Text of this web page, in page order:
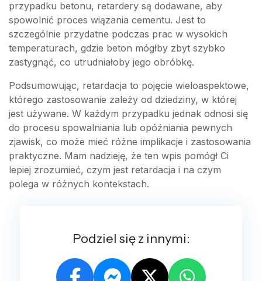
przypadku betonu, retardery są dodawane, aby
spowolnić proces wiązania cementu. Jest to
szczególnie przydatne podczas prac w wysokich
temperaturach, gdzie beton mógłby zbyt szybko
zastygnąć, co utrudniałoby jego obróbkę.
Podsumowując, retardacja to pojęcie wieloaspektowe,
którego zastosowanie zależy od dziedziny, w której
jest używane. W każdym przypadku jednak odnosi się
do procesu spowalniania lub opóźniania pewnych
zjawisk, co może mieć różne implikacje i zastosowania
praktyczne. Mam nadzieję, że ten wpis pomógł Ci
lepiej zrozumieć, czym jest retardacja i na czym
polega w różnych kontekstach.
Podziel się z innymi: